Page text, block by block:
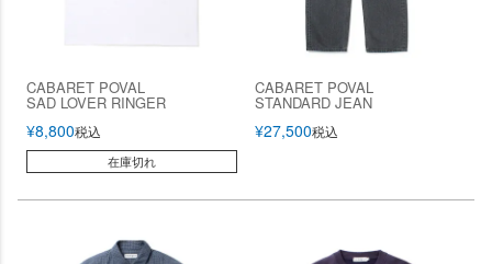
CABARET POVAL
SAD LOVER RINGER
¥8,800税込
在庫切れ
CABARET POVAL
STANDARD JEAN
¥27,500税込